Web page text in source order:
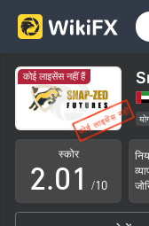
कोई लाइसेंस नहीं हैं
स्कोर
0
1
2
3
.0
1
0
1
2
/10